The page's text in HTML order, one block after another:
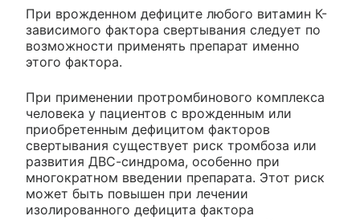
При врожденном дефиците любого витамин К-
зависимого фактора свертывания следует по
возможности применять препарат именно
этого фактора.
При применении протромбинового комплекса
человека у пациентов с врожденным или
приобретенным дефицитом факторов
свертывания существует риск тромбоза или
развития ДВС-синдрома, особенно при
многократном введении препарата. Этот риск
может быть повышен при лечении
изолированного дефицита фактора